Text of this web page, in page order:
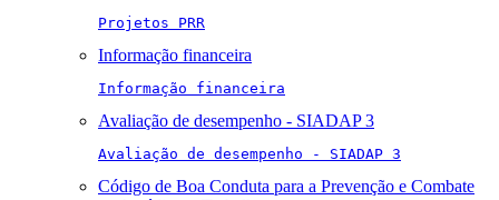
Projetos PRR
Informação financeira
Informação financeira
Avaliação de desempenho - SIADAP 3
Avaliação de desempenho - SIADAP 3
Código de Boa Conduta para a Prevenção e Combate